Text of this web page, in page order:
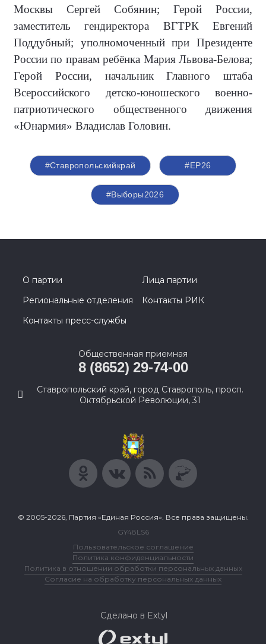
Москвы Сергей Собянин; Герой России,
заместитель гендиректора ВГТРК Евгений
Поддубный; уполномоченный при Президенте
России по правам ребёнка Мария Львова-Белова;
Герой России, начальник Главного штаба
Всероссийского детско-юношеского военно-
патриотического общественного движения
«Юнармия» Владислав Головин.
#Ставропольскийкрай #ЕР26
#Выборы2026
О партии
Лица партии
Региональные отделения
Контакты РИК
Контакты пресс-службы
Общественная приемная
8 (8652) 29-74-00
Ставропольский край, город Ставрополь, просп.
Октябрьской Революции, 31
© 2005-2026, Партия «Единая Россия». Все права защищены.
GY48LS6
Пользовательское соглашение
Политика конфиденциальности
Политика в отношении обработки персональных данных
Согласие на обработку персональных данных
Сделано в Extyl